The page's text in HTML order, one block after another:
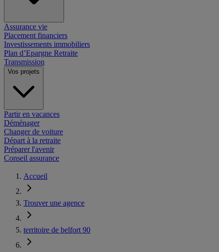
Assurance vie
Placement financiers
Investissements immobiliers
Plan d’Epargne Retraite
Transmission
Vos projets
Partir en vacances
Déménager
Changer de voiture
Départ à la retraite
Préparer l'avenir
Conseil assurance
Accueil
Trouver une agence
territoire de belfort 90